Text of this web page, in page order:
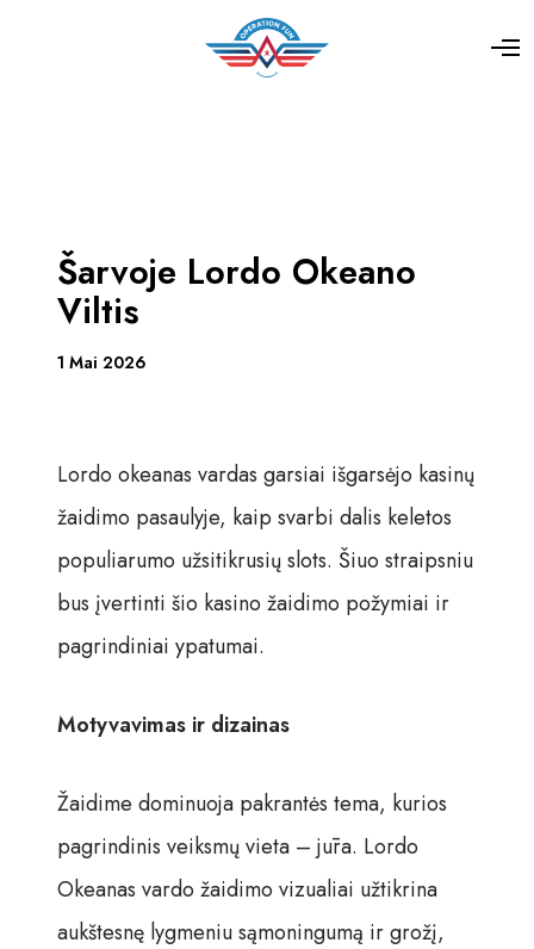
Šarvoje Lordo Okeano
Viltis
1 Mai 2026
Lordo okeanas vardas garsiai išgarsėjo kasinų
žaidimo pasaulyje, kaip svarbi dalis keletos
populiarumo užsitikrusių slots. Šiuo straipsniu
bus įvertinti šio kasino žaidimo požymiai ir
pagrindiniai ypatumai.
Motyvavimas ir dizainas
Žaidime dominuoja pakrantės tema, kurios
pagrindinis veiksmų vieta – jūra. Lordo
Okeanas vardo žaidimo vizualiai užtikrina
aukštesnę lygmeniu sąmoningumą ir grožį,